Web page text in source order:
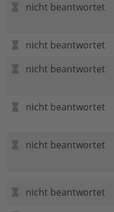
nicht beantwortet
nicht beantwortet
nicht beantwortet
nicht beantwortet
nicht beantwortet
nicht beantwortet